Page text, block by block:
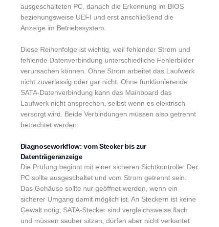
ausgeschalteten PC, danach die Erkennung im BIOS
beziehungsweise UEFI und erst anschließend die
Anzeige im Betriebssystem.
Diese Reihenfolge ist wichtig, weil fehlender Strom und
fehlende Datenverbindung unterschiedliche Fehlerbilder
verursachen können. Ohne Strom arbeitet das Laufwerk
nicht zuverlässig oder gar nicht. Ohne funktionierende
SATA-Datenverbindung kann das Mainboard das
Laufwerk nicht ansprechen, selbst wenn es elektrisch
versorgt wird. Beide Verbindungen müssen also getrennt
betrachtet werden.
Diagnoseworkflow: vom Stecker bis zur
Datenträgeranzeige
Die Prüfung beginnt mit einer sicheren Sichtkontrolle: Der
PC sollte ausgeschaltet und vom Strom getrennt sein.
Das Gehäuse sollte nur geöffnet werden, wenn ein
sicherer Umgang damit möglich ist. An Steckern ist keine
Gewalt nötig; SATA-Stecker sind vergleichsweise flach
und müssen sauber sitzen, dürfen aber nicht verkantet